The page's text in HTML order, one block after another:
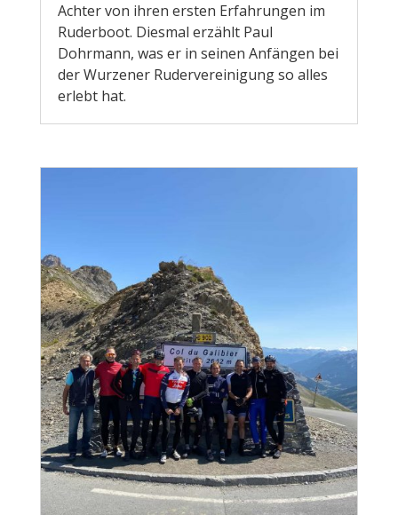
Achter von ihren ersten Erfahrungen im
Ruderboot. Diesmal erzählt Paul
Dohrmann, was er in seinen Anfängen bei
der Wurzener Rudervereinigung so alles
erlebt hat.